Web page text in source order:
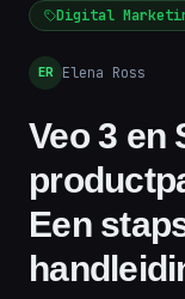
Digital
ER Elena Ross
Veo 3 en
Een